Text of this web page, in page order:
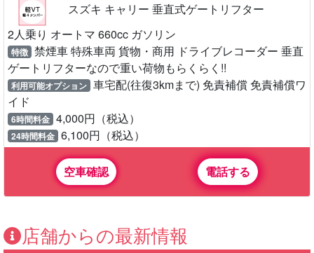
スズキ キャリー 垂直式ゲートリフター
2人乗り オートマ 660cc ガソリン
特徴 禁煙車 特殊車両 貨物・商用 ドライブレコーダー 垂直
ゲートリフターなので重い荷物もらくらく!!
利用可能オプション 車宅配(往復3kmまで) 免責補償 免責補償ワ
イド
6時間料金 4,000円（税込）
24時間料金 6,100円（税込）
空車確認 電話する
店舗からの最新情報